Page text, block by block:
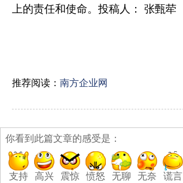
上的责任和使命。投稿人： 张甄荦
推荐阅读： 南方企业网
你看到此篇文章的感受是：
支持 高兴 震惊 愤怒 无聊 无奈 谎言